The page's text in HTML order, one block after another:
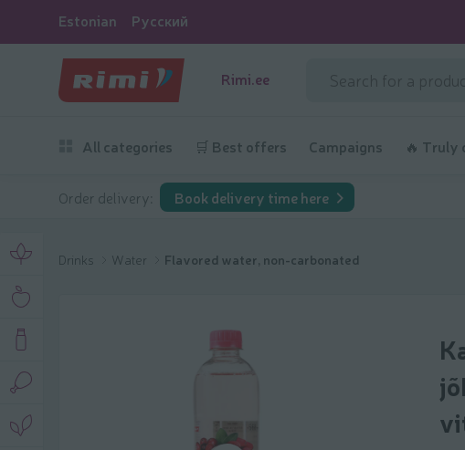
Estonian Русский
Rimi.ee
All categories 🛒 Best offers Campaigns 🔥 Truly
Order delivery: Book delivery time here
Drinks Water Flavored water, non-carbonated